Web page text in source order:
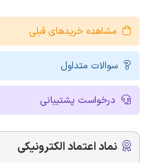
مشاهده خریدهای قبلی
سوالات متداول
درخواست پشتیبانی
نماد اعتماد الکترونیکی